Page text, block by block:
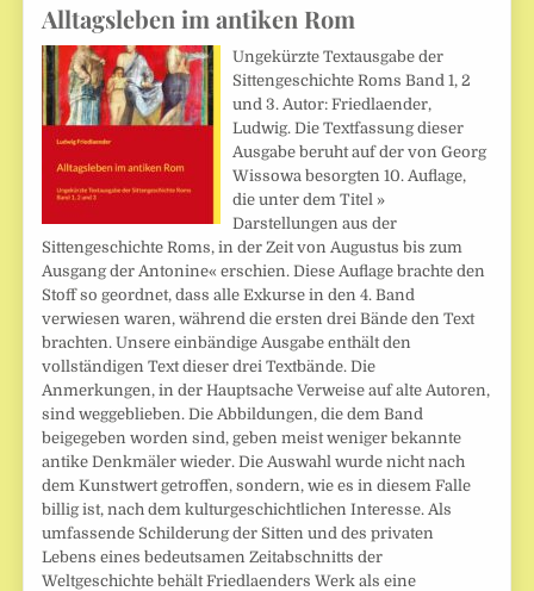
Alltagsleben im antiken Rom
Ungekürzte Textausgabe der
Sittengeschichte Roms Band 1, 2
und 3. Autor: Friedlaender,
Ludwig. Die Textfassung dieser
Ausgabe beruht auf der von Georg
Wissowa besorgten 10. Auflage,
die unter dem Titel »
Darstellungen aus der
Sittengeschichte Roms, in der Zeit von Augustus bis zum
Ausgang der Antonine« erschien. Diese Auflage brachte den
Stoff so geordnet, dass alle Exkurse in den 4. Band
verwiesen waren, während die ersten drei Bände den Text
brachten. Unsere einbändige Ausgabe enthält den
vollständigen Text dieser drei Textbände. Die
Anmerkungen, in der Hauptsache Verweise auf alte Autoren,
sind weggeblieben. Die Abbildungen, die dem Band
beigegeben worden sind, geben meist weniger bekannte
antike Denkmäler wieder. Die Auswahl wurde nicht nach
dem Kunstwert getroffen, sondern, wie es in diesem Falle
billig ist, nach dem kulturgeschichtlichen Interesse. Als
umfassende Schilderung der Sitten und des privaten
Lebens eines bedeutsamen Zeitabschnitts der
Weltgeschichte behält Friedlaenders Werk als eine